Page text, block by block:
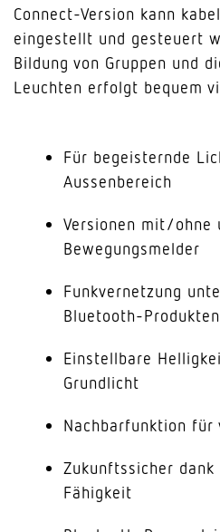
Connect-Version kann
eingestellt und gesteuert
Bildung von Gruppen und
Leuchten erfolgt bequem
Für begeisternde
Aussenbereich
Versionen mit/ohne
Bewegungsmelder
Funkvernetzung
Bluetooth-
Einstellbare
Grundlicht
Nachbarfunktion für
Zukunftssicher
Fähigkeit